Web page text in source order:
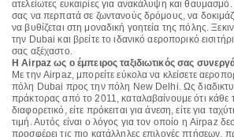
ατελείωτες ευκαιρίες για ανακάλυψη και
σας να περπατά σε ζωντανούς δρόμους, να
να βυθίζεται στη μοναδική γοητεία της πόλης.
την Dubai και βρείτε το ιδανικό αεροπορικό
σας αξέχαστο.
Η Airpaz ως ο έμπειρος ταξιδιωτικός σας
Με την Airpaz, μπορείτε εύκολα να κλείσετε
πόλη Dubai προς την πόλη New Delhi. Ως
πράκτορας από το 2011, καταλαβαίνουμε ότι κάθε
διαφορετικό, είτε πρόκειται για άνεση, είτε για
τιμή. Αυτός είναι ο λόγος για τον οποίο η Airpaz
προσφέρει τις πιο κατάλληλες επιλογές πτήσεων,